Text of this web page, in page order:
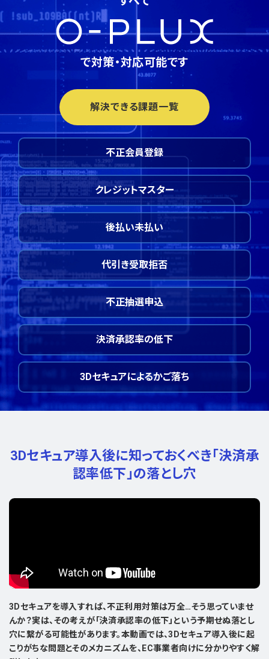
で対策・対応可能です
解決できる課題一覧
不正会員登録
クレジットマスター
後払い未払い
代引き受取拒否
不正抽選申込
決済承認率の低下
3Dセキュアによるかご落ち
3Dセキュア導入後に知っておくべき「決済承
認率低下」の落とし穴
3Dセキュアを導入すれば、不正利用対策は万全…そう思っていませ
んか？実は、その考えが「決済承認率の低下」という予期せぬ落とし
穴に繋がる可能性があります。本動画では、3Dセキュア導入後に起
こりがちな問題とそのメカニズムを、EC事業者向けに分かりやすく解